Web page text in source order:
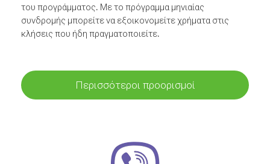
του προγράμματος. Με το πρόγραμμα μηνιαίας
συνδρομής μπορείτε να εξοικονομείτε χρήματα στις
κλήσεις που ήδη πραγματοποιείτε.
Περισσότεροι προορισμοί